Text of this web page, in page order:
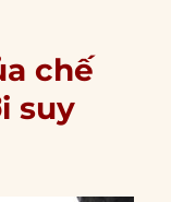
chế
suy